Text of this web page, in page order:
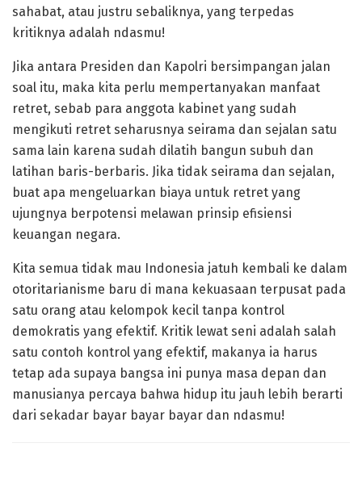
sahabat, atau justru sebaliknya, yang terpedas
kritiknya adalah ndasmu!
Jika antara Presiden dan Kapolri bersimpangan jalan
soal itu, maka kita perlu mempertanyakan manfaat
retret, sebab para anggota kabinet yang sudah
mengikuti retret seharusnya seirama dan sejalan satu
sama lain karena sudah dilatih bangun subuh dan
latihan baris-berbaris. Jika tidak seirama dan sejalan,
buat apa mengeluarkan biaya untuk retret yang
ujungnya berpotensi melawan prinsip efisiensi
keuangan negara.
Kita semua tidak mau Indonesia jatuh kembali ke dalam
otoritarianisme baru di mana kekuasaan terpusat pada
satu orang atau kelompok kecil tanpa kontrol
demokratis yang efektif. Kritik lewat seni adalah salah
satu contoh kontrol yang efektif, makanya ia harus
tetap ada supaya bangsa ini punya masa depan dan
manusianya percaya bahwa hidup itu jauh lebih berarti
dari sekadar bayar bayar bayar dan ndasmu!